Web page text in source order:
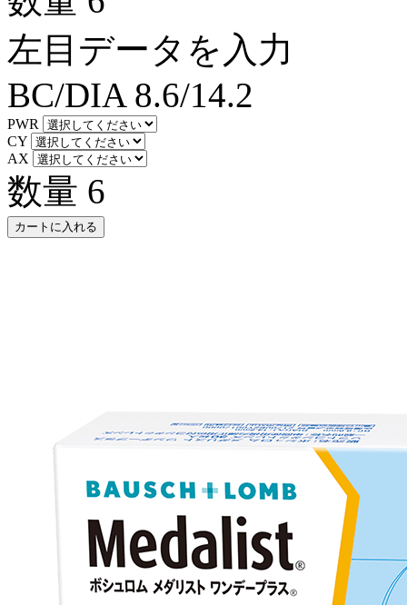
左目データを入力
BC/DIA 8.6/14.2
PWR
CY
AX
数量 6
カートに入れる